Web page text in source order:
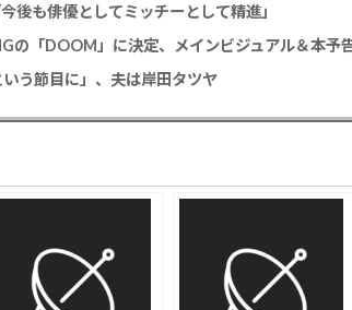
後も俳優としてミッチーとして精進」
う節目に」、夫は岸田タツヤ